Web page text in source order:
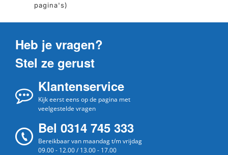
pagina's)
Heb je vragen?
Stel ze gerust
Klantenservice
Kijk eerst eens op de pagina met
veelgestelde vragen
Bel 0314 745 333
Bereikbaar van maandag t/m vrijdag
09.00 - 12.00 / 13.00 - 17.00